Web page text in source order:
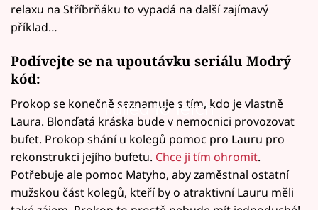
relaxu na Stříbrňáku to vypadá na další zajímavý
příklad…
Podívejte se na upoutávku seriálu Modrý
kód:
Failed to fetch
Prokop se konečně seznamuje s tím, kdo je vlastně
Laura. Blonďatá kráska bude v nemocnici provozovat
bufet. Prokop shání u kolegů pomoc pro Lauru pro
rekonstrukci jejího bufetu. Chce ji tím ohromit.
Potřebuje ale pomoc Matyho, aby zaměstnal ostatní
mužskou část kolegů, kteří by o atraktivní Lauru měli